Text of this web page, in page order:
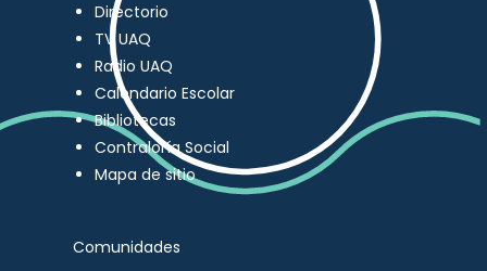
Directorio
TV UAQ
Radio UAQ
Calendario Escolar
Bibliotecas
Contraloría Social
Mapa de sitio
Comunidades